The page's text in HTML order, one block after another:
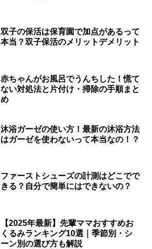
双子の保活は保育園で加点があるって
本当？双子保活のメリットデメリット
赤ちゃんがお風呂でうんちした！慌て
ない対処法と片付け・掃除の手順まと
め
沐浴ガーゼの使い方！最新の沐浴方法
はガーゼを使わないって本当なの！？
ファーストシューズの計測はどこでで
きる？自分で簡単にはできないの？
【2025年最新】先輩ママおすすめお
くるみランキング10選｜季節別・シ
ーン別の選び方も解説